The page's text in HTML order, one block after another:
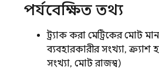
পর্যবেক্ষিত তথ্য
ট্র্যাক করা মেট্রিকের মোট
ব্যবহারকারীর সংখ্যা, ক্র্যাশ
সংখ্যা, মোট রাজস্ব)